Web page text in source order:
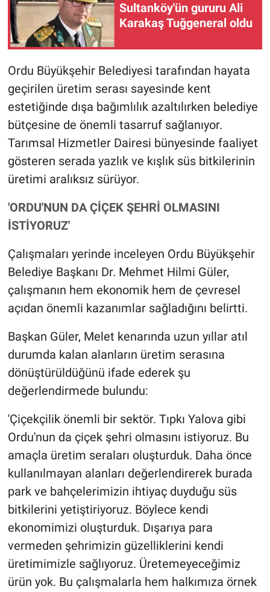
Sultanköy'ün gururu Ali
Karakaş Tuğgeneral oldu
Ordu Büyükşehir Belediyesi tarafından hayata
geçirilen üretim serası sayesinde kent
estetiğinde dışa bağımlılık azaltılırken belediye
bütçesine de önemli tasarruf sağlanıyor.
Tarımsal Hizmetler Dairesi bünyesinde faaliyet
gösteren serada yazlık ve kışlık süs bitkilerinin
üretimi aralıksız sürüyor.
'ORDU'NUN DA ÇİÇEK ŞEHRİ OLMASINI
İSTİYORUZ'
Çalışmaları yerinde inceleyen Ordu Büyükşehir
Belediye Başkanı Dr. Mehmet Hilmi Güler,
çalışmanın hem ekonomik hem de çevresel
açıdan önemli kazanımlar sağladığını belirtti.
Başkan Güler, Melet kenarında uzun yıllar atıl
durumda kalan alanların üretim serasına
dönüştürüldüğünü ifade ederek şu
değerlendirmede bulundu:
'Çiçekçilik önemli bir sektör. Tıpkı Yalova gibi
Ordu'nun da çiçek şehri olmasını istiyoruz. Bu
amaçla üretim seraları oluşturduk. Daha önce
kullanılmayan alanları değerlendirerek burada
park ve bahçelerimizin ihtiyaç duyduğu süs
bitkilerini yetiştiriyoruz. Böylece kendi
ekonomimizi oluşturduk. Dışarıya para
vermeden şehrimizin güzelliklerini kendi
üretimimizle sağlıyoruz. Üretemeyeceğimiz
ürün yok. Bu çalışmalarla hem halkımıza örnek